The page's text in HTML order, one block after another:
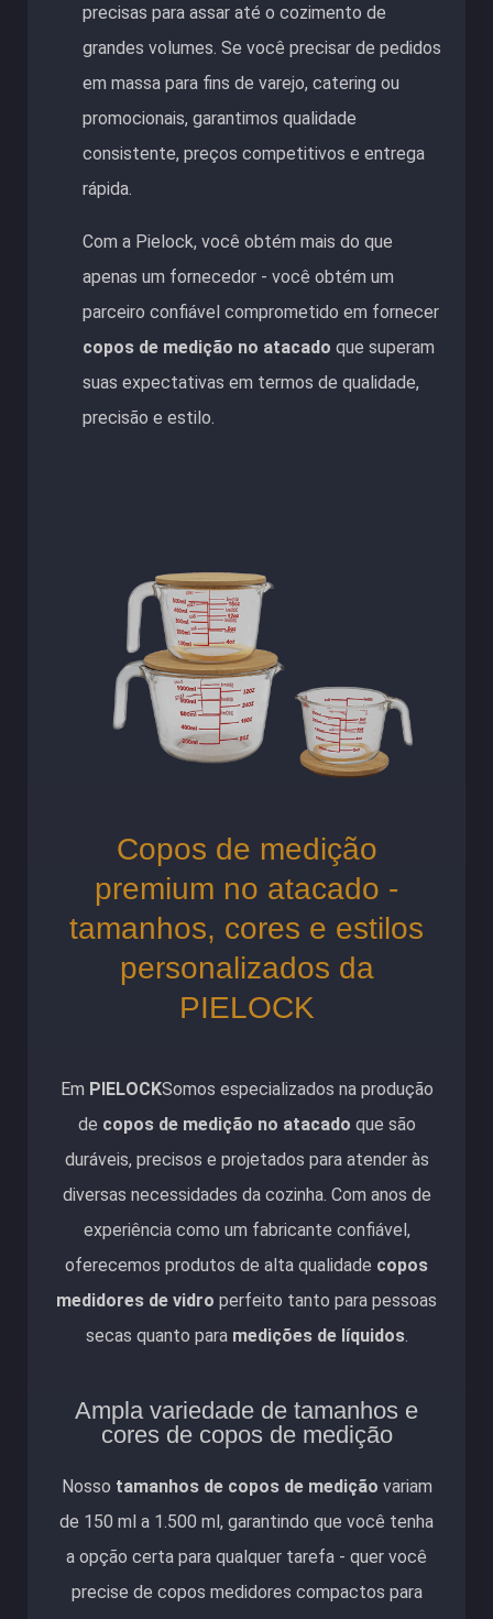
precisas para assar até o cozimento de
grandes volumes. Se você precisar de pedidos
em massa para fins de varejo, catering ou
promocionais, garantimos qualidade
consistente, preços competitivos e entrega
rápida.
Com a Pielock, você obtém mais do que
apenas um fornecedor - você obtém um
parceiro confiável comprometido em fornecer
copos de medição no atacado que superam
suas expectativas em termos de qualidade,
precisão e estilo.
Copos de medição
premium no atacado -
tamanhos, cores e estilos
personalizados da
PIELOCK
Em PIELOCKSomos especializados na produção
de copos de medição no atacado que são
duráveis, precisos e projetados para atender às
diversas necessidades da cozinha. Com anos de
experiência como um fabricante confiável,
oferecemos produtos de alta qualidade copos
medidores de vidro perfeito tanto para pessoas
secas quanto para medições de líquidos.
Ampla variedade de tamanhos e
cores de copos de medição
Nosso tamanhos de copos de medição variam
de 150 ml a 1.500 ml, garantindo que você tenha
a opção certa para qualquer tarefa - quer você
precise de copos medidores compactos para